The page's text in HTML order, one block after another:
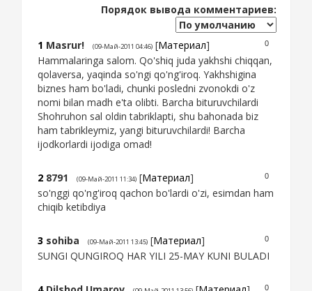
Порядок вывода комментариев:
0
1 Masrur! (09-Май-2011 04:46) [Материал]
Hammalaringa salom. Qo'shiq juda yakhshi chiqqan,
qolaversa, yaqinda so'ngi qo'ng'iroq. Yakhshigina
biznes ham bo'ladi, chunki posledni zvonokdi o'z
nomi bilan madh e'ta olibti. Barcha bituruvchilardi
Shohruhon sal oldin tabriklapti, shu bahonada biz
ham tabrikleymiz, yangi bituruvchilardi! Barcha
ijodkorlardi ijodiga omad!
0
2 8791 (09-Май-2011 11:34) [Материал]
so'nggi qo'ng'iroq qachon bo'lardi o'zi, esimdan ham
chiqib ketibdiya
0
3 sohiba (09-Май-2011 13:45) [Материал]
SUNGI QUNGIROQ HAR YILI 25-MAY KUNI BULADI
0